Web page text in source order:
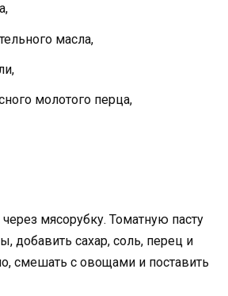
масла,
молотого перца,
мясорубку. Томатную пасту
добавить сахар, соль, перец и
смешать с овощами и поставить